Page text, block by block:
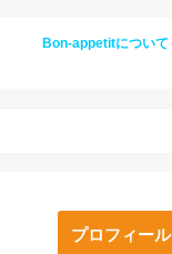
Bon-appetitについて
プロフィール